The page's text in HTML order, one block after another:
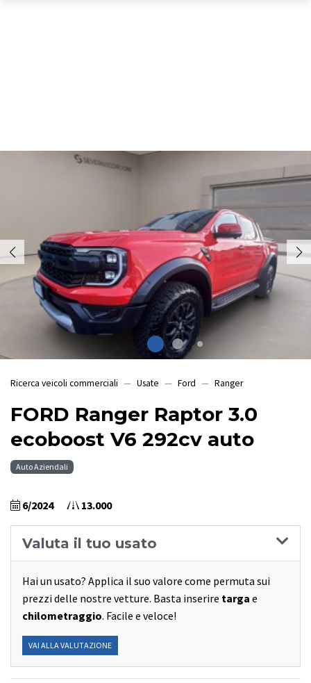
Ricerca veicoli commerciali Usate Ford Ranger
FORD Ranger Raptor 3.0
ecoboost V6 292cv auto
Auto Aziendali
6/2024 13.000
Valuta il tuo usato
Hai un usato? Applica il suo valore come permuta sui
prezzi delle nostre vetture. Basta inserire targa e
chilometraggio. Facile e veloce!
VAI ALLA VALUTAZIONE